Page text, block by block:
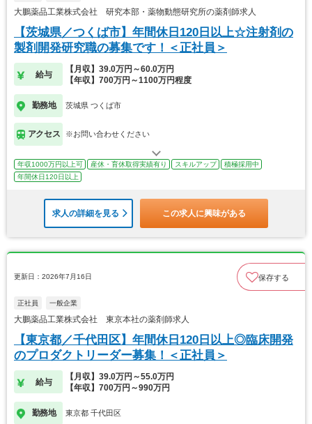
大鵬薬品工業株式会社 研究本部・薬物動態研究所の薬剤師求人
【茨城県／つくば市】年間休日120日以上☆注射剤の
製剤開発研究職の募集です！＜正社員＞
給与
【月収】39.0万円～60.0万円
【年収】700万円～1100万円程度
勤務地 茨城県 つくば市
アクセス ※お問い合わせください
年収1000万円以上可 産休・育休取得実績有り スキルアップ
積極採用中
年間休日120日以上
求人の詳細を見る この求人に興味がある
更新日：2026年7月16日 保存する
正社員 一般企業
大鵬薬品工業株式会社 東京本社の薬剤師求人
【東京都／千代田区】年間休日120日以上◎臨床開発
のプロダクトリーダー募集！＜正社員＞
給与
【月収】39.0万円～55.0万円
【年収】700万円～990万円
勤務地 東京都 千代田区